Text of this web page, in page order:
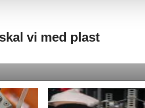
vi med plast